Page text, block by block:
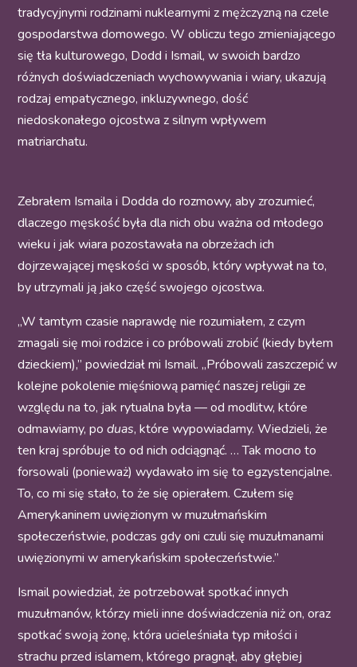
tradycyjnymi rodzinami nuklearnymi z mężczyzną na czele
gospodarstwa domowego. W obliczu tego zmieniającego
się tła kulturowego, Dodd i Ismail, w swoich bardzo
różnych doświadczeniach wychowywania i wiary, ukazują
rodzaj empatycznego, inkluzywnego, dość
niedoskonałego ojcostwa z silnym wpływem
matriarchatu.
Zebrałem Ismaila i Dodda do rozmowy, aby zrozumieć,
dlaczego męskość była dla nich obu ważna od młodego
wieku i jak wiara pozostawała na obrzeżach ich
dojrzewającej męskości w sposób, który wpływał na to,
by utrzymali ją jako część swojego ojcostwa.
„W tamtym czasie naprawdę nie rozumiałem, z czym
zmagali się moi rodzice i co próbowali zrobić (kiedy byłem
dzieckiem),” powiedział mi Ismail. „Próbowali zaszczepić w
kolejne pokolenie mięśniową pamięć naszej religii ze
względu na to, jak rytualna była — od modlitw, które
odmawiamy, poduas, które wypowiadamy. Wiedzieli, że
ten kraj spróbuje to od nich odciągnąć. … Tak mocno to
forsowali (ponieważ) wydawało im się to egzystencjalne.
To, co mi się stało, to że się opierałem. Czułem się
Amerykaninem uwięzionym w muzułmańskim
społeczeństwie, podczas gdy oni czuli się muzułmanami
uwięzionymi w amerykańskim społeczeństwie.”
Ismail powiedział, że potrzebował spotkać innych
muzułmanów, którzy mieli inne doświadczenia niż on, oraz
spotkać swoją żonę, która ucieleśniała typ miłości i
strachu przed islamem, którego pragnął, aby głębiej